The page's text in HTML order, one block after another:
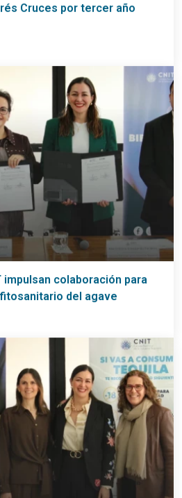
Cruces por tercer año
impulsan colaboración para
del agave